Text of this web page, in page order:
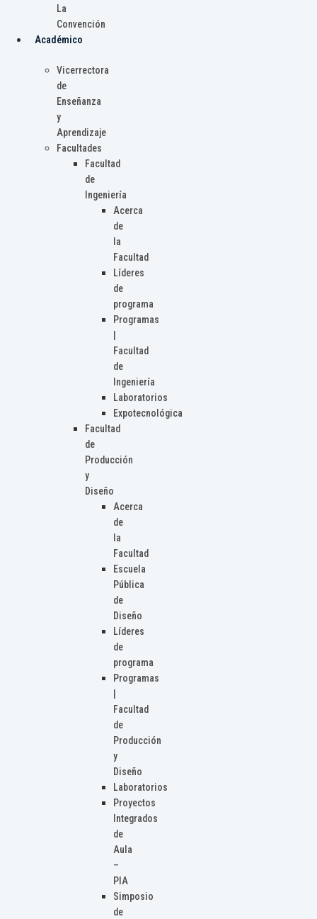
La
Convención
Académico
Vicerrectora
de
Enseñanza
y
Aprendizaje
Facultades
Facultad
de
Ingeniería
Acerca
de
la
Facultad
Líderes
de
programa
Programas
Facultad
de
Ingeniería
Laboratorios
Expotecnológica
Facultad
de
Producción
y
Diseño
Acerca
de
la
Facultad
Escuela
Pública
de
Diseño
Líderes
de
programa
Programas
Facultad
de
Producción
y
Diseño
Laboratorios
Proyectos
Integrados
de
Aula
–
PIA
Simposio
de